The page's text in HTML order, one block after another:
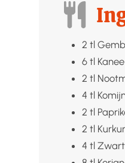
2 tl
6 tl
2 tl
4 tl
2 tl
2 tl
4 tl